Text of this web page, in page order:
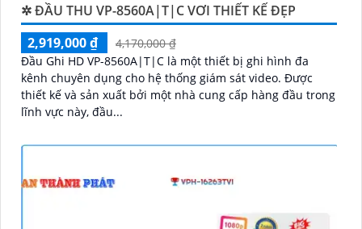
✲ ĐẦU THU VP-8560A|T|C VƠI THIẾT KẾ ĐẸP
2,919,000 ₫
4,170,000 ₫
Đầu Ghi HD VP-8560A|T|C là một thiết bị ghi hình đa
kênh chuyên dụng cho hệ thống giám sát video. Được
thiết kế và sản xuất bởi một nhà cung cấp hàng đầu trong
lĩnh vực này, đầu...